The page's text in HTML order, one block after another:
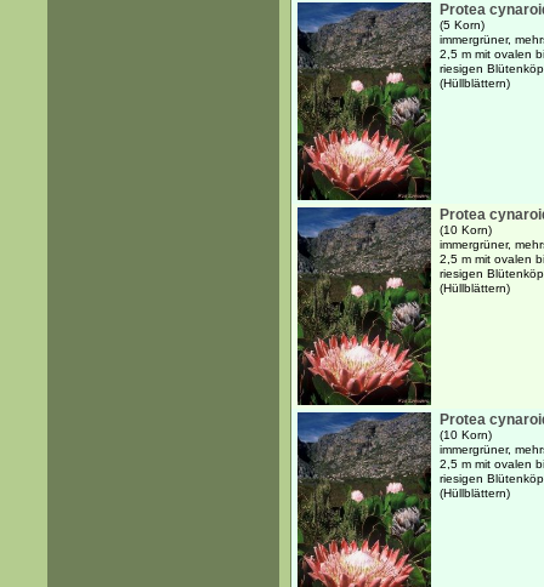
Protea
(5 Korn)
immergrüner,
2,5 m mit ovalen
riesigen
(Hüllblättern)
Protea
(10 Korn)
immergrüner,
2,5 m mit ovalen
riesigen
(Hüllblättern)
Protea
(10 Korn)
immergrüner,
2,5 m mit ovalen
riesigen
(Hüllblättern)